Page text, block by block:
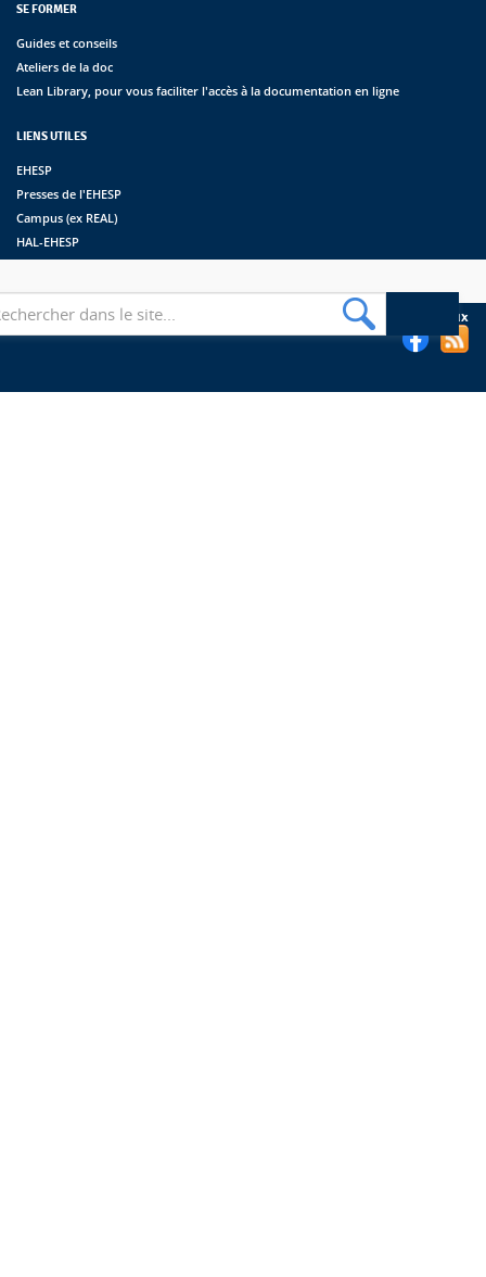
SE FORMER
Guides et conseils
Ateliers de la doc
Lean Library, pour vous faciliter l'accès à la documentation en ligne
LIENS UTILES
EHESP
Presses de l'EHESP
Campus (ex REAL)
HAL-EHESP
Suivez les bibliothèques de l'EHESP sur les réseaux sociaux